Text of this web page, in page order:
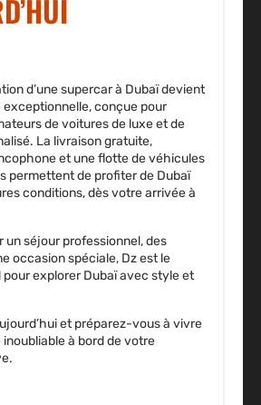
d’une supercar à Dubaï devient
exceptionnelle, conçue pour
de voitures de luxe et de
La livraison gratuite,
et une flotte de véhicules
permettent de profiter de Dubaï
conditions, dès votre arrivée à
un séjour professionnel, des
occasion spéciale, Dz est le
pour explorer Dubaï avec style et
et préparez-vous à vivre
à bord de votre